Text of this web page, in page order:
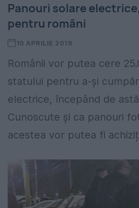
Panouri solare
pentru români
10 APRILIE 2019
Românii vor putea cere
statului pentru a-și
electrice, începând de
Cunoscute și ca panouri
acestea vor putea fi